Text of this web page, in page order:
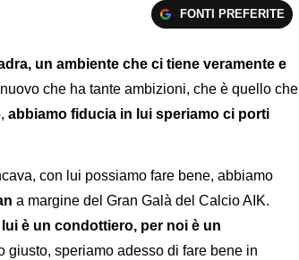
FONTI PREFERITE
un ambiente che ci tiene veramente e
che ha tante ambizioni, che è quello che
abbiamo fiducia in lui speriamo ci porti
con lui possiamo fare bene, abbiamo
a margine del Gran Galà del Calcio AIK.
è un condottiero, per noi è un
giusto, speriamo adesso di fare bene in